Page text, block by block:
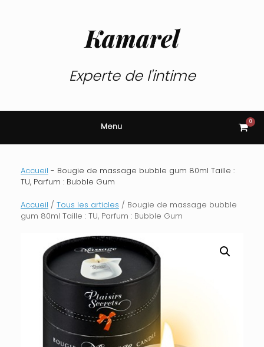
Kamarel
Experte de l'intime
Menu View
cart
0
Accueil - Bougie de massage bubble gum 80ml Taille :
TU, Parfum : Bubble Gum
Accueil / Tous les articles / Bougie de massage bubble
gum 80ml Taille : TU, Parfum : Bubble Gum